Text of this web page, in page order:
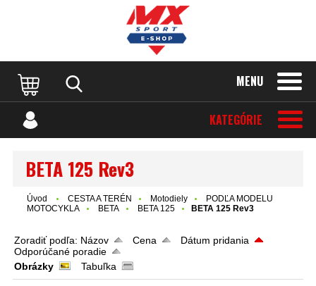
MENU
KATEGÓRIE
BETA 125 Rev3
Úvod CESTA A TERÉN Motodiely
PODĽA MODELU
MOTOCYKLA
BETA BETA 125 BETA 125 Rev3
Zoradiť podľa: Názov Cena
Dátum pridania
Odporúčané poradie
Obrázky
Tabuľka